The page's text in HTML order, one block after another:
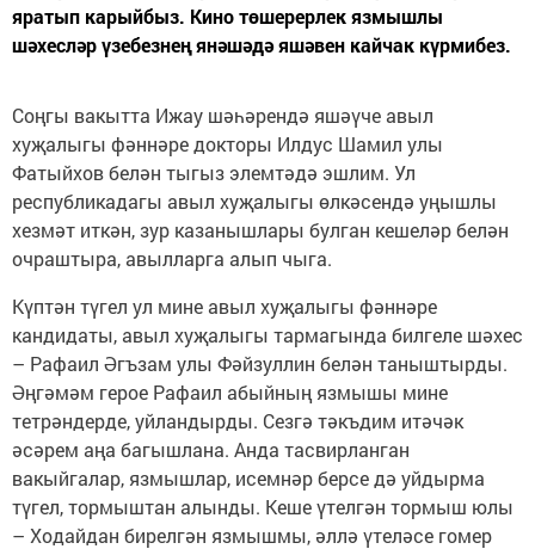
яратып карыйбыз. Кино төшерерлек язмышлы
шәхесләр үзебезнең янәшәдә яшәвен кайчак күрмибез.
Соңгы вакытта Ижау шәһәрендә яшәүче авыл
хуҗалыгы фәннәре докторы Илдус Шамил улы
Фатыйхов белән тыгыз элемтәдә эшлим. Ул
республикадагы авыл хуҗалыгы өлкәсендә уңышлы
хезмәт иткән, зур казанышлары булган кешеләр белән
очраштыра, авылларга алып чыга.
Күптән түгел ул мине авыл хуҗалыгы фәннәре
кандидаты, авыл хуҗалыгы тармагында билгеле шәхес
– Рафаил Әгъзам улы Фәйзуллин белән таныштырды.
Әңгәмәм герое Рафаил абыйның язмышы мине
тетрәндерде, уйландырды. Сезгә тәкъдим итәчәк
әсәрем аңа багышлана. Анда тасвирланган
вакыйгалар, язмышлар, исемнәр берсе дә уйдырма
түгел, тормыштан алынды. Кеше үтелгән тормыш юлы
– Ходайдан бирелгән язмышмы, әллә үтеләсе гомер